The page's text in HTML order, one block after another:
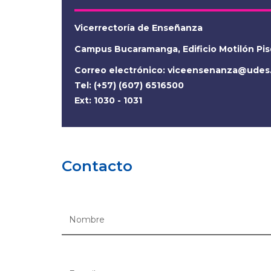
Vicerrectoría de Enseñanza
Campus Bucaramanga, Edificio Motilón
Correo electrónico:
Tel: (+57) (607) 6516500
Ext: 1030 - 1031
Contacto